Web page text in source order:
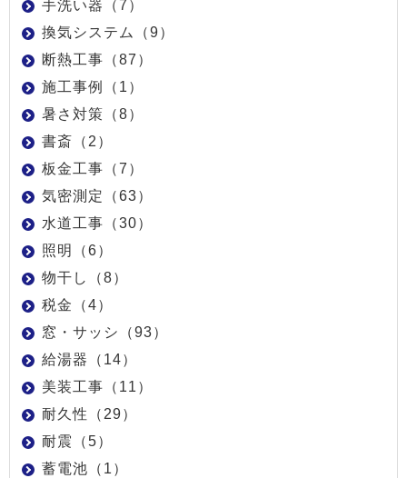
手洗い器（7）
換気システム（9）
断熱工事（87）
施工事例（1）
暑さ対策（8）
書斎（2）
板金工事（7）
気密測定（63）
水道工事（30）
照明（6）
物干し（8）
税金（4）
窓・サッシ（93）
給湯器（14）
美装工事（11）
耐久性（29）
耐震（5）
蓄電池（1）